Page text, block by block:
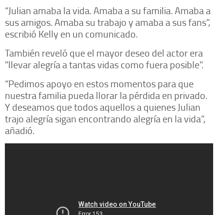
“Julian amaba la vida. Amaba a su familia. Amaba a
sus amigos. Amaba su trabajo y amaba a sus fans",
escribió Kelly en un comunicado.
También reveló que el mayor deseo del actor era
"llevar alegría a tantas vidas como fuera posible".
“Pedimos apoyo en estos momentos para que
nuestra familia pueda llorar la pérdida en privado.
Y deseamos que todos aquellos a quienes Julian
trajo alegría sigan encontrando alegría en la vida”,
añadió.